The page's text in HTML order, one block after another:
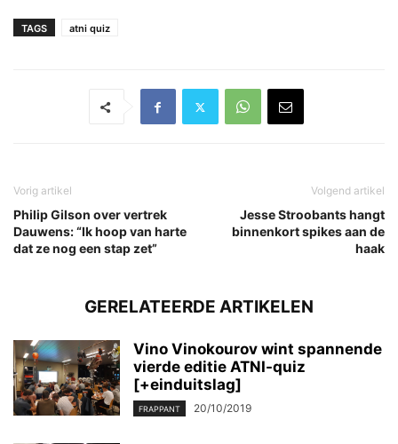
TAGS atni quiz
Vorig artikel
Philip Gilson over vertrek
Dauwens: “Ik hoop van harte
dat ze nog een stap zet”
Volgend artikel
Jesse Stroobants hangt
binnenkort spikes aan de
haak
GERELATEERDE ARTIKELEN
Vino Vinokourov wint spannende
vierde editie ATNI-quiz
[+einduitslag]
FRAPPANT 20/10/2019